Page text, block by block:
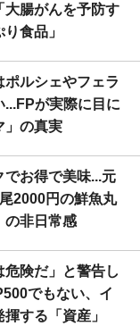
大腸がんを予防す
食品」
ポルシェやフェラ
が実際に目に
」の真実
お得で美味...元
2000円の鮮魚丸
の非日常感
険だ」と警告し
でもない、イ
する「資産」